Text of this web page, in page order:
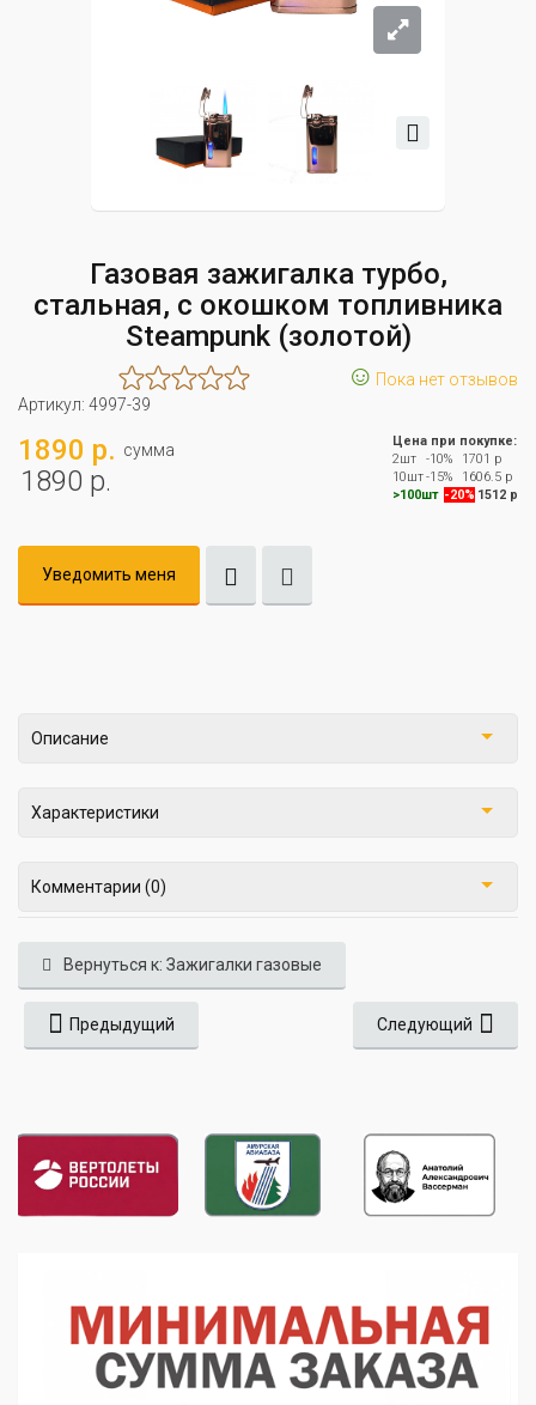
Газовая зажигалка турбо,
стальная, с окошком топливника
Steampunk (золотой)
☺ Пока нет отзывов
Артикул: 4997-39
1890 р. сумма
1890 р.
Цена при покупке:
2шт
-10%
1701 р
10шт-15%
1606.5 р
>100шт -20% 1512 р
Уведомить меня
Описание
Характеристики
Комментарии (0)
Вернуться к: Зажигалки газовые
Предыдущий Следующий